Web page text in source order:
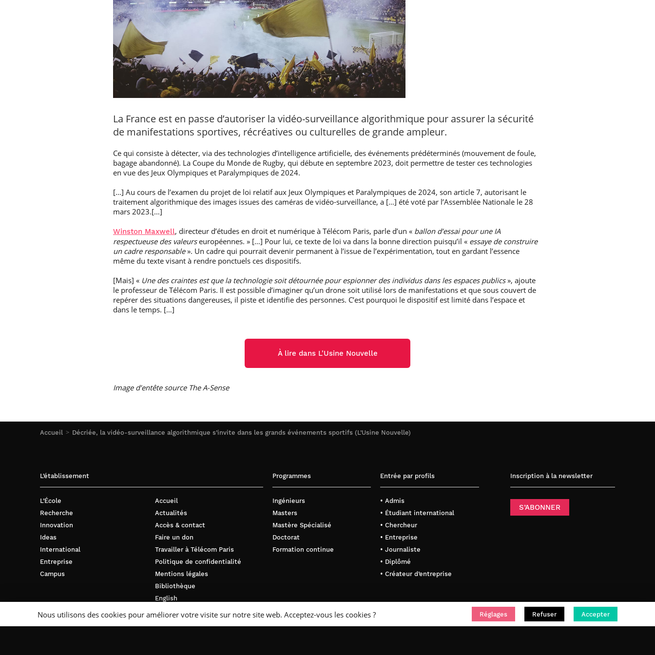
Accueil Décriée, la vidéo-surveillance algorithmique s’invite dans les grands événements sportifs (L’Usine Nouvelle)
La France est en passe d’autoriser la vidéo-surveillance algorithmique pour assurer la sécurité
de manifestations sportives, récréatives ou culturelles de grande ampleur.
Ce qui consiste à détecter, via des technologies d’intelligence artificielle, des événements prédéterminés (mouvement de foule,
bagage abandonné). La Coupe du Monde de Rugby, qui débute en septembre 2023, doit permettre de tester ces technologies
en vue des Jeux Olympiques et Paralympiques de 2024.
[…] Au cours de l’examen du projet de loi relatif aux Jeux Olympiques et Paralympiques de 2024, son article 7, autorisant le
traitement algorithmique des images issues des caméras de vidéo-surveillance, a […] été voté par l’Assemblée Nationale le 28
mars 2023.[…]
Winston Maxwell, directeur d’études en droit et numérique à Télécom Paris, parle d’un « ballon d’essai pour une IA
respectueuse des valeurseuropéennes. » […] Pour lui, ce texte de loi va dans la bonne direction puisqu’il « essaye de construire
un cadre responsable». Un cadre qui pourrait devenir permanent à l’issue de l’expérimentation, tout en gardant l’essence
même du texte visant à rendre ponctuels ces dispositifs.
[Mais] « Une des craintes est que la technologie soit détournée pour espionner des individus dans les espaces publics», ajoute
le professeur de Télécom Paris. Il est possible d’imaginer qu’un drone soit utilisé lors de manifestations et que sous couvert de
repérer des situations dangereuses, il piste et identifie des personnes. C’est pourquoi le dispositif est limité dans l’espace et
dans le temps. […]
À lire dans L'Usine Nouvelle
Image d’entête source The A-Sense
L’établissement
L’École
Recherche
Innovation
Ideas
International
Entreprise
Campus
Accueil
Actualités
Accès & contact
Faire un don
Travailler à Télécom Paris
Politique de confidentialité
Mentions légales
Bibliothèque
English
Programmes
Ingénieurs
Masters
Mastère Spécialisé
Doctorat
Formation continue
Entrée par profils
• Admis
• Étudiant international
• Chercheur
• Entreprise
• Journaliste
• Diplômé
• Créateur d’entreprise
Inscription à la newsletter
S’ABONNER
Nous utilisons des cookies pour améliorer votre visite sur notre site web. Acceptez-vous les cookies ? Réglages Refuser Accepter